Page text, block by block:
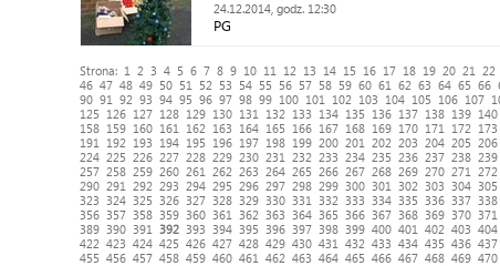
24.12.2014, godz. 12:30
PG
Strona: 1 2 3 4 5 6 7 8 9 10 11 12 13 14 15 16 17 18 19 20 21 22
46 47 48 49 50 51 52 53 54 55 56 57 58 59 60 61 62 63 64 65 66
90 91 92 93 94 95 96 97 98 99 100 101 102 103 104 105 106 107
125
126 127 128 129 130 131 132 133 134 135 136 137 138 139 140
158 159 160 161 162 163 164 165 166 167 168 169 170 171 172 173
191
192 193 194 195 196 197 198 199 200 201 202 203 204 205 206
224 225 226 227 228 229 230 231 232 233 234 235 236 237 238 239
257 258 259 260 261 262 263 264 265 266 267 268 269 270 271 272
290 291 292 293 294 295 296 297 298 299 300 301 302 303 304 305
323
324 325 326 327 328 329 330 331 332 333 334 335 336 337 338
356 357 358 359 360 361 362 363 364 365 366 367 368 369 370 371
389 390 391 392 393 394 395 396 397 398 399 400 401 402 403 404
422 423 424 425 426 427 428 429 430 431 432 433 434 435 436 437
455 456 457 458 459 460 461 462 463 464 465 466 467 468 469 470